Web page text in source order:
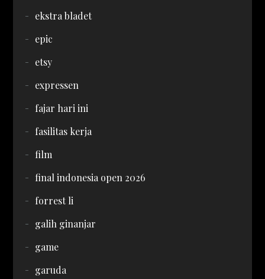
ekstra bladet
epic
etsy
expressen
fajar hari ini
fasilitas kerja
film
final indonesia open 2026
forrest li
galih ginanjar
game
garuda